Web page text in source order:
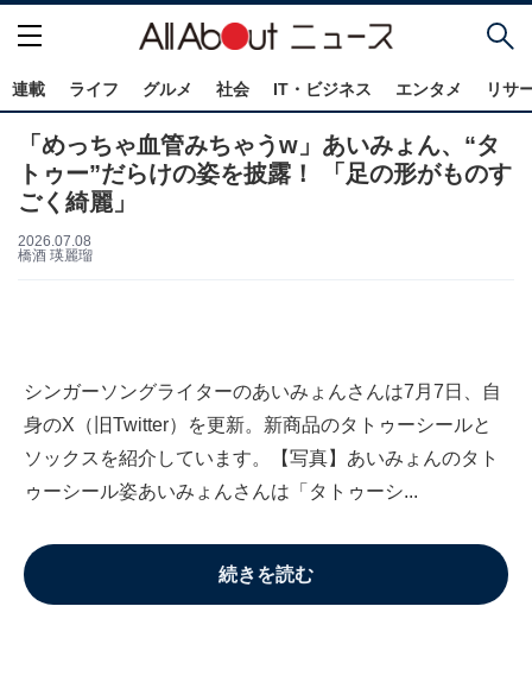
連載 ライフ グルメ 社会 IT・ビジネス エンタメ リサ
「めっちゃ血管みちゃうw」あいみょん、“タ
トゥー”だらけの姿を披露！ 「足の形がものす
ごく綺麗」
2026.07.08
橋酒 瑛麗瑠
シンガーソングライターのあいみょんさんは7月7日、自
身のX（旧Twitter）を更新。新商品のタトゥーシールと
ソックスを紹介しています。【写真】あいみょんのタト
ゥーシール姿あいみょんさんは「タトゥーシ...
続きを読む